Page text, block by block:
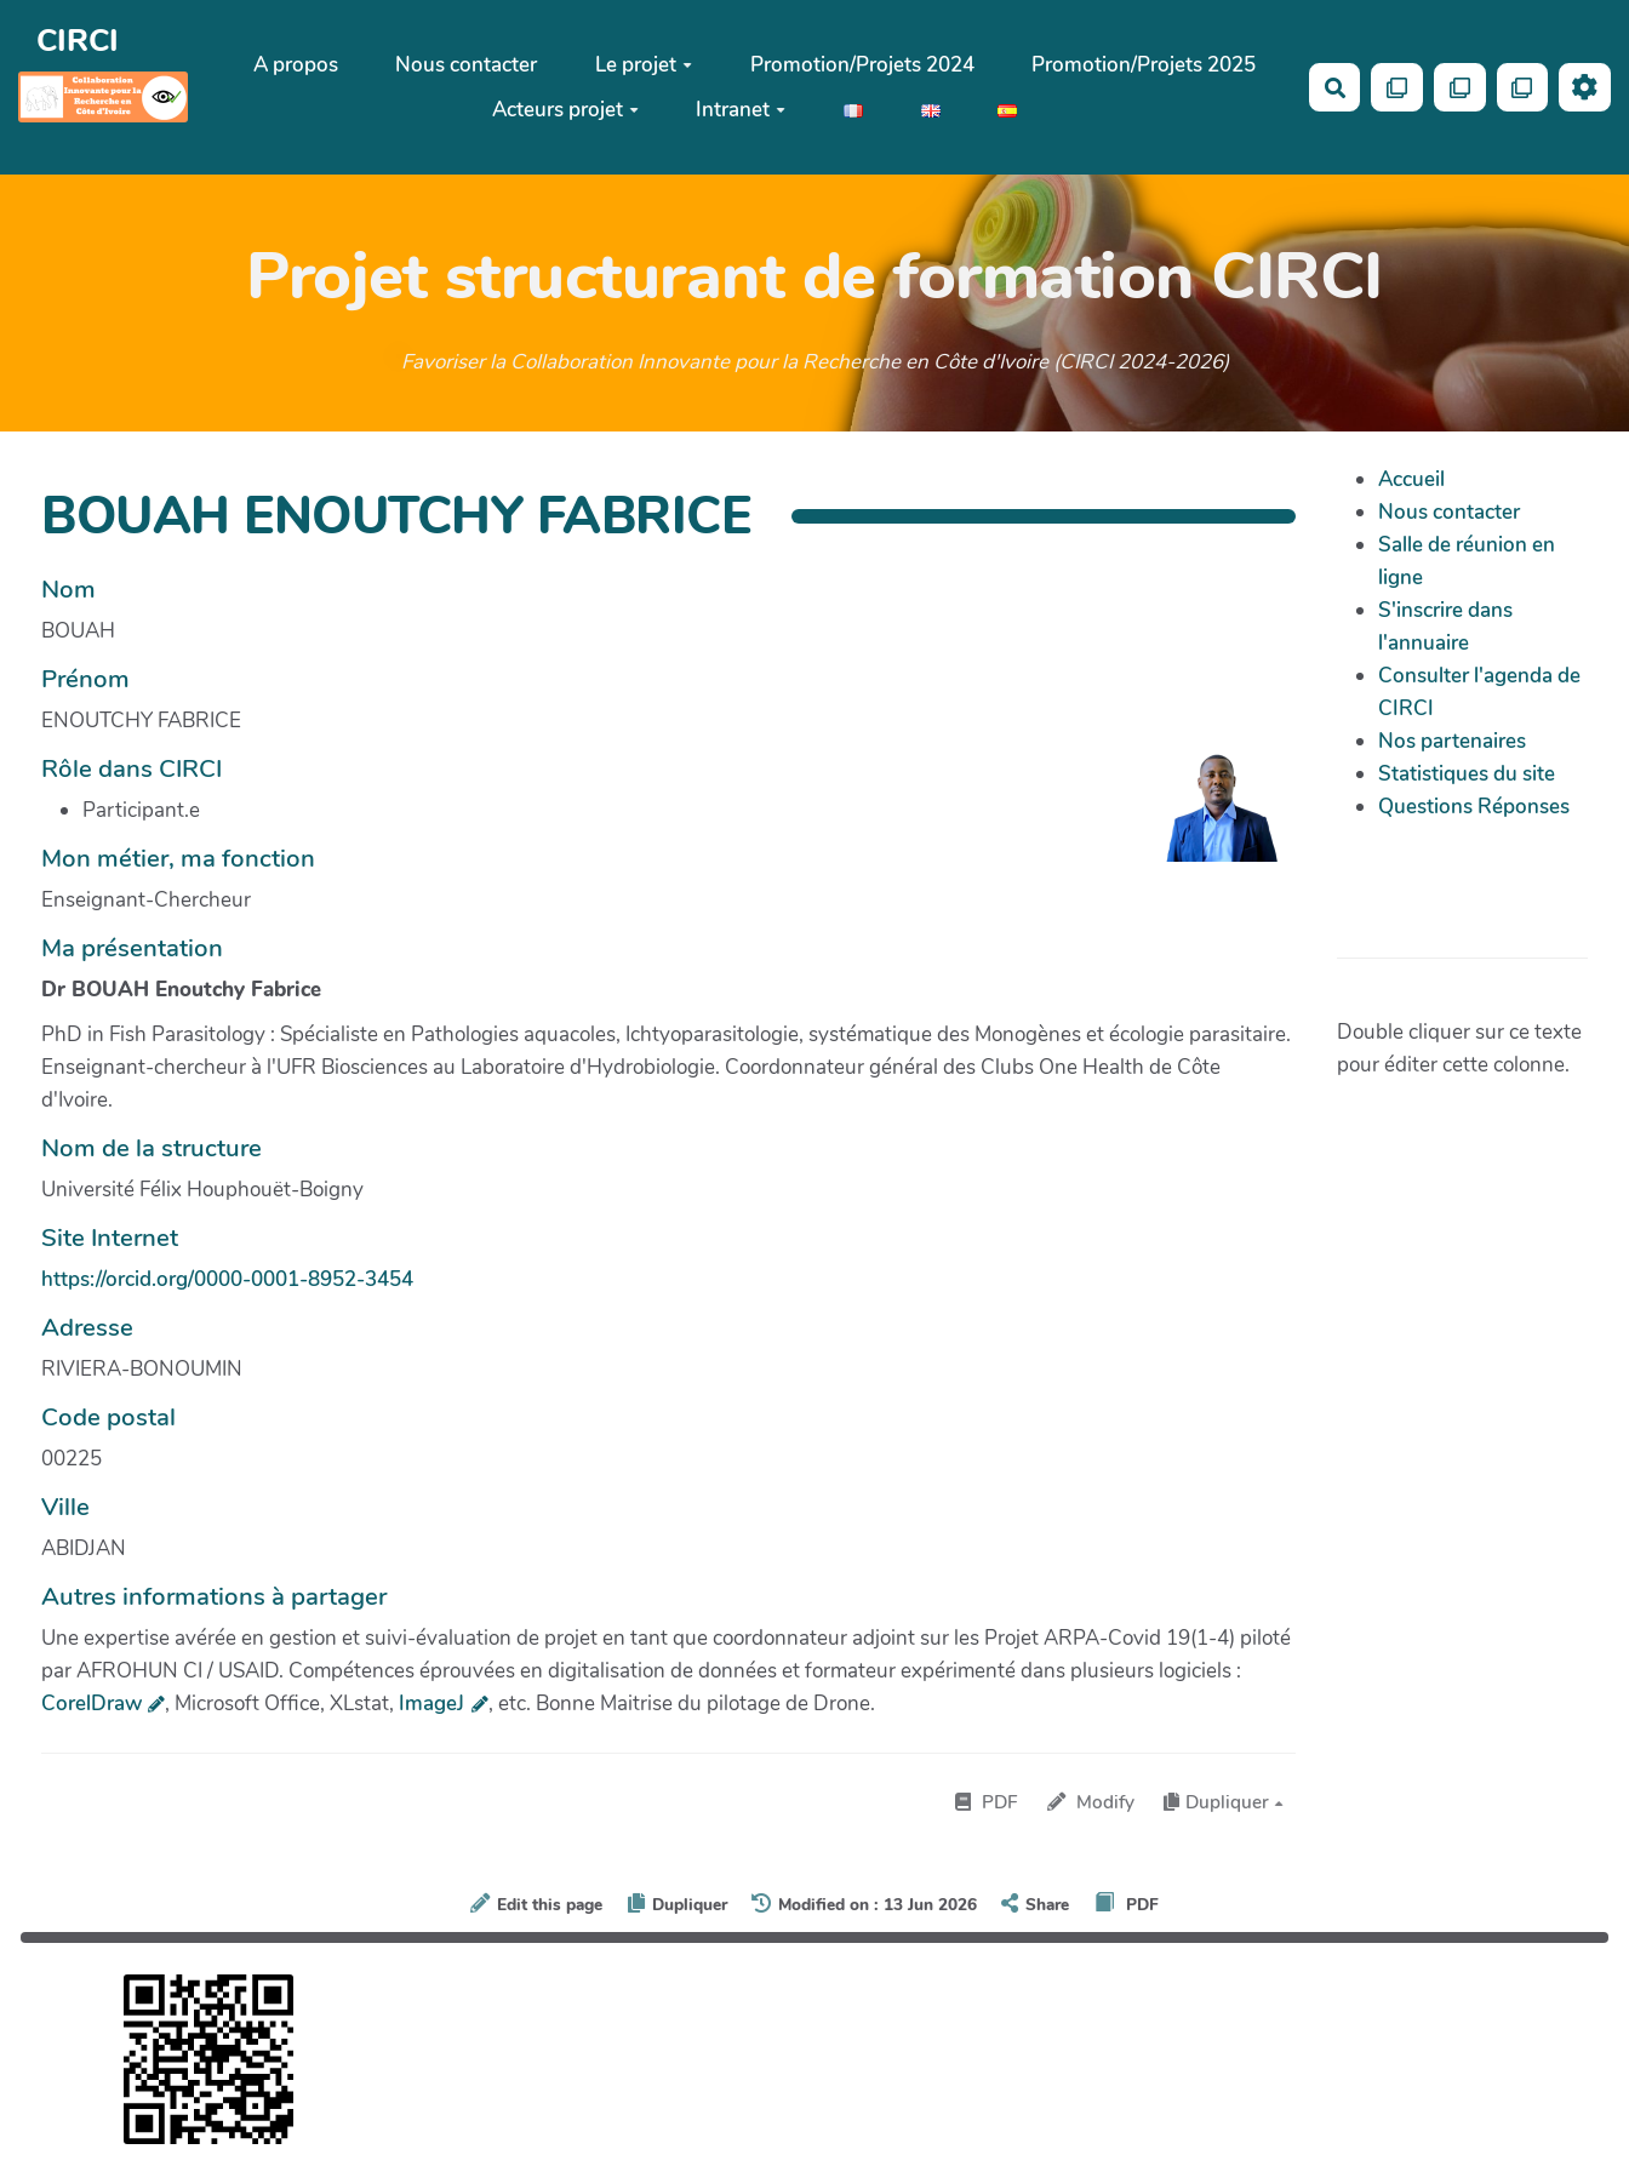
CIRCI
A propos Nous contacter Le projet Promotion/Projets 2024
Promotion/Projets 2025
Acteurs projet
Intranet
Search
Projet structurant de formation CIRCI
Favoriser la Collaboration Innovante pour la Recherche en Côte d'Ivoire (CIRCI 2024-2026)
BOUAH ENOUTCHY FABRICE
Nom
BOUAH
Prénom
ENOUTCHY FABRICE
Rôle dans CIRCI
Participant.e
Mon métier, ma fonction
Enseignant-Chercheur
Ma présentation
Dr BOUAH Enoutchy Fabrice
PhD in Fish Parasitology : Spécialiste en Pathologies aquacoles, Ichtyoparasitologie, systématique des Monogènes et écologie parasitaire.
Enseignant-chercheur à l'UFR Biosciences au Laboratoire d'Hydrobiologie. Coordonnateur général des Clubs One Health de Côte
d'Ivoire.
Nom de la structure
Université Félix Houphouët-Boigny
Site Internet
https://orcid.org/0000-0001-8952-3454
Adresse
RIVIERA-BONOUMIN
Code postal
00225
Ville
ABIDJAN
Autres informations à partager
Une expertise avérée en gestion et suivi-évaluation de projet en tant que coordonnateur adjoint sur les Projet ARPA-Covid 19(1-4) piloté
par AFROHUN CI / USAID. Compétences éprouvées en digitalisation de données et formateur expérimenté dans plusieurs logiciels :
CorelDraw
, Microsoft Office, XLstat, ImageJ , etc. Bonne Maitrise du pilotage de Drone.
PDF Modify Dupliquer
Accueil
Nous contacter
Salle de réunion en
ligne
S'inscrire dans
l'annuaire
Consulter l'agenda de
CIRCI
Nos partenaires
Statistiques du site
Questions Réponses
Double cliquer sur ce texte
pour éditer cette colonne.
Edit this page Dupliquer Modified on : 13 Jun 2026 Share PDF